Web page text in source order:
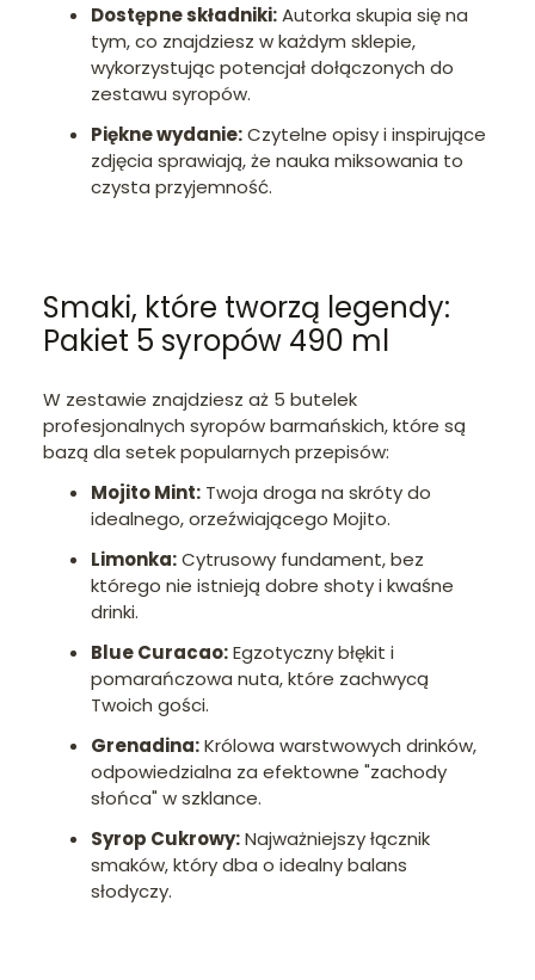
Dostępne składniki:Autorka skupia się na
tym, co znajdziesz w każdym sklepie,
wykorzystując potencjał dołączonych do
zestawu syropów.
Piękne wydanie:Czytelne opisy i inspirujące
zdjęcia sprawiają, że nauka miksowania to
czysta przyjemność.
Smaki, które tworzą legendy:
Pakiet 5 syropów 490 ml
W zestawie znajdziesz aż 5 butelek
profesjonalnych syropów barmańskich, które są
bazą dla setek popularnych przepisów:
Mojito Mint: Twoja droga na skróty do
idealnego, orzeźwiającego Mojito.
Limonka:Cytrusowy fundament, bez
którego nie istnieją dobre shoty i kwaśne
drinki.
Blue Curacao:Egzotyczny błękit i
pomarańczowa nuta, które zachwycą
Twoich gości.
Grenadina:Królowa warstwowych drinków,
odpowiedzialna za efektowne "zachody
słońca" w szklance.
Syrop Cukrowy:Najważniejszy łącznik
smaków, który dba o idealny balans
słodyczy.